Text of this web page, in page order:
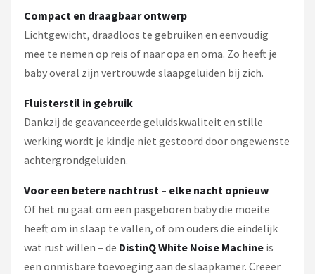
Compact en draagbaar ontwerp
Lichtgewicht, draadloos te gebruiken en eenvoudig
mee te nemen op reis of naar opa en oma. Zo heeft je
baby overal zijn vertrouwde slaapgeluiden bij zich.
Fluisterstil in gebruik
Dankzij de geavanceerde geluidskwaliteit en stille
werking wordt je kindje niet gestoord door ongewenste
achtergrondgeluiden.
Voor een betere nachtrust – elke nacht opnieuw
Of het nu gaat om een pasgeboren baby die moeite
heeft om in slaap te vallen, of om ouders die eindelijk
wat rust willen – de DistinQ White Noise Machine is
een onmisbare toevoeging aan de slaapkamer. Creëer